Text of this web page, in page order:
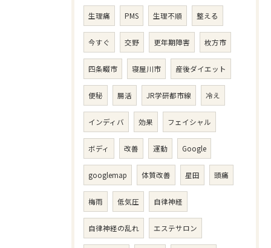
生理痛 PMS 生理不順 整える
今すぐ 交野 更年期障害 枚方市
四条畷市 寝屋川市 産後ダイエット
便秘 腸活 JR学研都市線 冷え
インディバ 効果 フェイシャル
ボディ 改善 運動 Google
googlemap 体質改善 星田 頭痛
梅雨 低気圧 自律神経
自律神経の乱れ エステサロン